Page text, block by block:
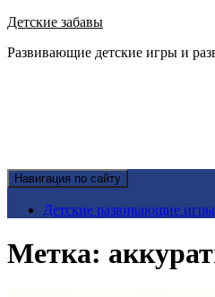
Детские забавы
Развивающие детские игры и
Навигация по сайту
Детские развивающие
Метка: